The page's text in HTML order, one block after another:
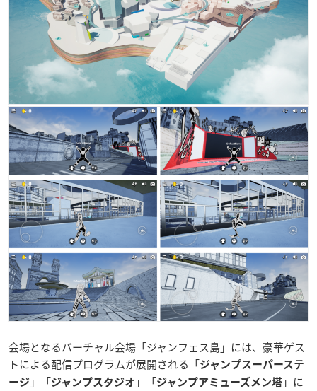
会場となるバーチャル会場「ジャンフェス島」には、豪華ゲス
トによる配信プログラムが展開される「ジャンプスーパーステ
ージ 」「ジャンプスタジオ 」「ジャンプアミューズメン塔 」に